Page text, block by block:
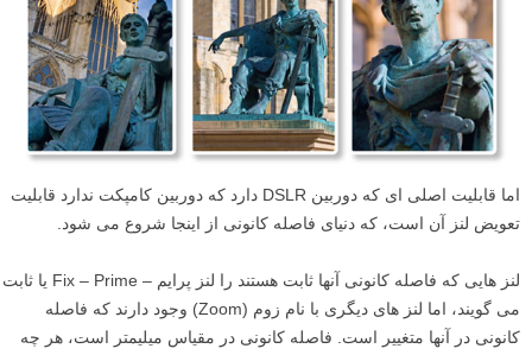
اما قابلیت اصلی ای که دوربین DSLR دارد که دوربین کامپکت ندارد قابلیت
تعویض لنز آن است، که دنیای فاصله کانونی از اینجا شروع می شود.
لنز هایی که فاصله کانونی آنها ثابت هستند را لنز پرایم – Fix – Prime یا ثابت
می گویند، اما لنز های دیگری با نام زوم (Zoom) وجود دارند که فاصله
کانونی در آنها متغییر است. فاصله کانونی در مقیاس میلیمتر است، هر چه